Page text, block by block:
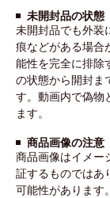
未開封品の状態
未開封品でも外装
痕などがある場合
能性を完全に排除
の状態から開封ま
す。動画内で偽物
ます。
商品画像の注意
商品画像はイメー
証するものではあ
可能性があります。